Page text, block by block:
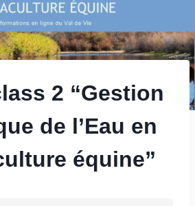
2 “Gestion
de l’Eau en
équine”